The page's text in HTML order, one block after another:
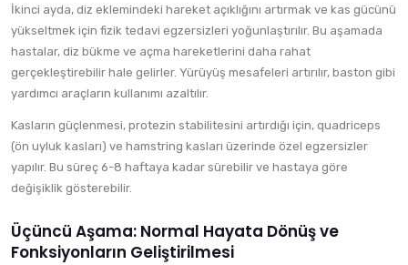
İkinci ayda, diz eklemindeki hareket açıklığını artırmak ve kas gücünü
yükseltmek için fizik tedavi egzersizleri yoğunlaştırılır. Bu aşamada
hastalar, diz bükme ve açma hareketlerini daha rahat
gerçekleştirebilir hale gelirler. Yürüyüş mesafeleri artırılır, baston gibi
yardımcı araçların kullanımı azaltılır.
Kasların güçlenmesi, protezin stabilitesini artırdığı için, quadriceps
(ön uyluk kasları) ve hamstring kasları üzerinde özel egzersizler
yapılır. Bu süreç 6-8 haftaya kadar sürebilir ve hastaya göre
değişiklik gösterebilir.
Üçüncü Aşama: Normal Hayata Dönüş ve
Fonksiyonların Geliştirilmesi